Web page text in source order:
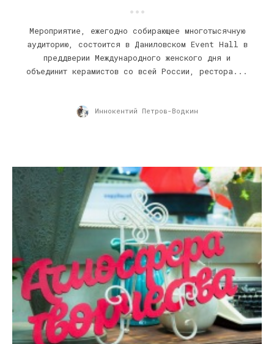
Мероприятие, ежегодно собирающее многотысячную
аудиторию, состоится в Даниловском Event Hall в
преддверии Международного женского дня и
объединит керамистов со всей России, рестора...
Иннокентий Петров-Водкин